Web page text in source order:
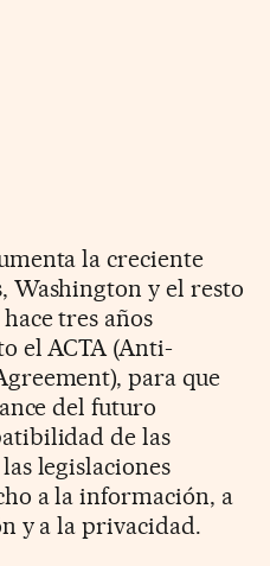
la creciente
Washington y el resto
tres años
el ACTA (Anti-
para que
del futuro
de las
legislaciones
a la información, a
y a la privacidad.